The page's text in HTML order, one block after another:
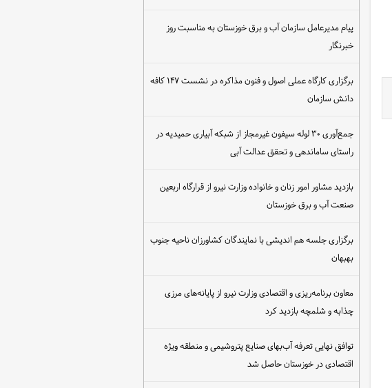
پیام مدیرعامل سازمان آب و برق خوزستان به مناسبت روز
خبرنگار
برگزاری کارگاه عملی اصول و فنون مذاکره در نشست ۱۴۷ کافه
دانش سازمان
جمع‌آوری ۳۰ لوله سیفون غیرمجاز از شبکه آبیاری حمیدیه در
راستای ساماندهی و تحقق عدالت آبی
بازدید مشاور امور زنان و خانواده وزارت نیرو از قرارگاه اربعین
صنعت آب و برق خوزستان
برگزاری جلسه هم اندیشی با نمایندگان کشاورزان ناحیه جنوب
بهبهان
معاون برنامه‌ریزی و اقتصادی وزارت نیرو از پایانه‌های مرزی
چذابه و شلمچه بازدید کرد
توافق نهایی تعرفه آب‌بهای صنایع پتروشیمی و منطقه ویژه
اقتصادی در خوزستان حاصل شد